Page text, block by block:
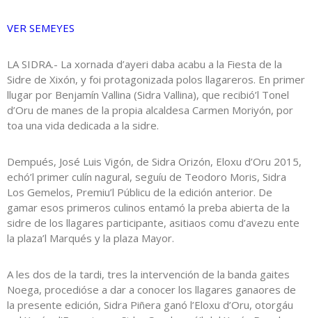
VER SEMEYES
LA SIDRA.- La xornada d’ayeri daba acabu a la Fiesta de la
Sidre de Xixón, y foi protagonizada polos llagareros. En primer
llugar por Benjamín Vallina (Sidra Vallina), que recibió’l Tonel
d’Oru de manes de la propia alcaldesa Carmen Moriyón, por
toa una vida dedicada a la sidre.
Dempués, José Luis Vigón, de Sidra Orizón, Eloxu d’Oru 2015,
echó’l primer culín nagural, seguíu de Teodoro Moris, Sidra
Los Gemelos, Premiu’l Públicu de la edición anterior. De
gamar esos primeros culinos entamó la preba abierta de la
sidre de los llagares participante, asitiaos comu d’avezu ente
la plaza’l Marqués y la plaza Mayor.
A les dos de la tardi, tres la intervención de la banda gaites
Noega, procedióse a dar a conocer los llagares ganaores de
la presente edición, Sidra Piñera ganó l’Eloxu d’Oru, otorgáu